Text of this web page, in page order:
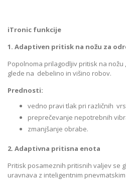
iTronic funkcije
1. Adaptiven pritisk na nožu za
Popolnoma prilagodljiv pritisk na
glede na debelino in višino robov.
Prednosti:
vedno pravi tlak pri različnih
preprečevanje nepotrebnih
zmanjšanje obrabe.
2. Adaptivna pritisna enota
Pritisk posameznih pritisnih valjev se
uravnava z inteligentnim